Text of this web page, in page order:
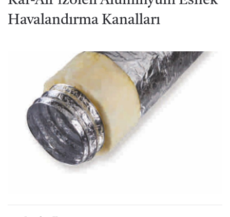
Havalandırma Kanalları